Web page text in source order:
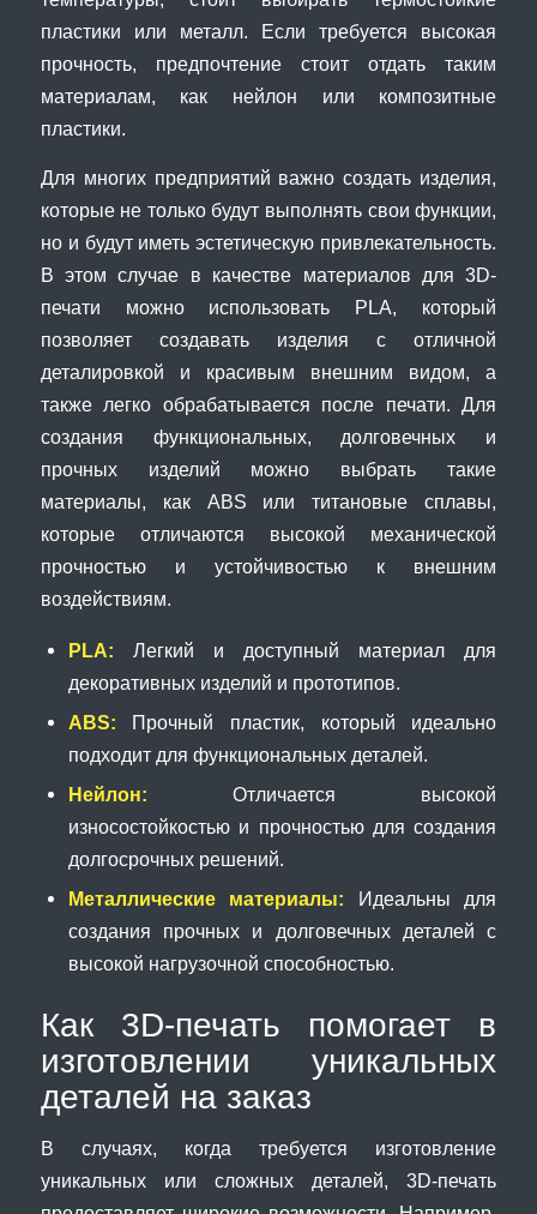
пластики или металл. Если требуется высокая
прочность, предпочтение стоит отдать таким
материалам, как нейлон или композитные
пластики.
Для многих предприятий важно создать изделия,
которые не только будут выполнять свои функции,
но и будут иметь эстетическую привлекательность.
В этом случае в качестве материалов для 3D-
печати можно использовать PLA, который
позволяет создавать изделия с отличной
деталировкой и красивым внешним видом, а
также легко обрабатывается после печати. Для
создания функциональных, долговечных и
прочных изделий можно выбрать такие
материалы, как ABS или титановые сплавы,
которые отличаются высокой механической
прочностью и устойчивостью к внешним
воздействиям.
PLA: Легкий и доступный материал для
декоративных изделий и прототипов.
ABS: Прочный пластик, который идеально
подходит для функциональных деталей.
Нейлон: Отличается высокой
износостойкостью и прочностью для создания
долгосрочных решений.
Металлические материалы: Идеальны для
создания прочных и долговечных деталей с
высокой нагрузочной способностью.
Как 3D-печать помогает в
изготовлении уникальных
деталей на заказ
В случаях, когда требуется изготовление
уникальных или сложных деталей, 3D-печать